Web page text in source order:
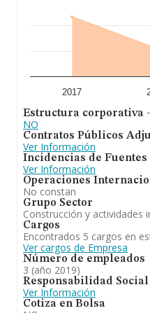
2017
Estructura corporativa
NO
Contratos Públicos
Ver Información
Incidencias de Fuentes
Ver Información
Operaciones
No constan
Grupo Sector
Construcción y actividades
Cargos
Encontrados 5 cargos en
Ver cargos de Empresa
Número de empleados
3 (año 2019)
Responsabilidad
Ver Información
Cotiza en Bolsa